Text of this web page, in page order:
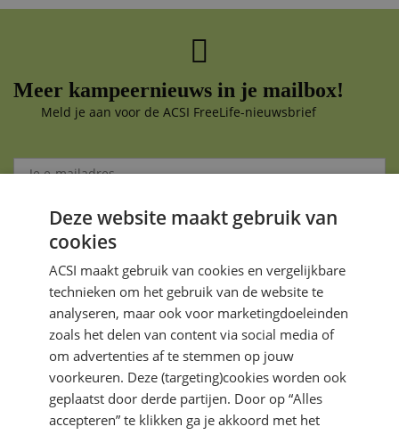
Meer kampeernieuws in je mailbox!
Meld je aan voor de ACSI FreeLife-nieuwsbrief
Aanmelden
Je gegevens zijn veilig en worden niet gedeeld met anderen
DIRECT NAAR
Deze website maakt gebruik van
cookies
ACSI maakt gebruik van cookies en vergelijkbare
technieken om het gebruik van de website te
analyseren, maar ook voor marketingdoeleinden
zoals het delen van content via social media of
om advertenties af te stemmen op jouw
voorkeuren. Deze (targeting)cookies worden ook
geplaatst door derde partijen. Door op “Alles
accepteren” te klikken ga je akkoord met het